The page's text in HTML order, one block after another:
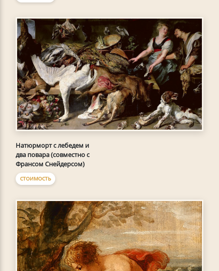
Натюрморт с лебедем и
два повара (совместно с
Франсом Снейдерсом)
СТОИМОСТЬ